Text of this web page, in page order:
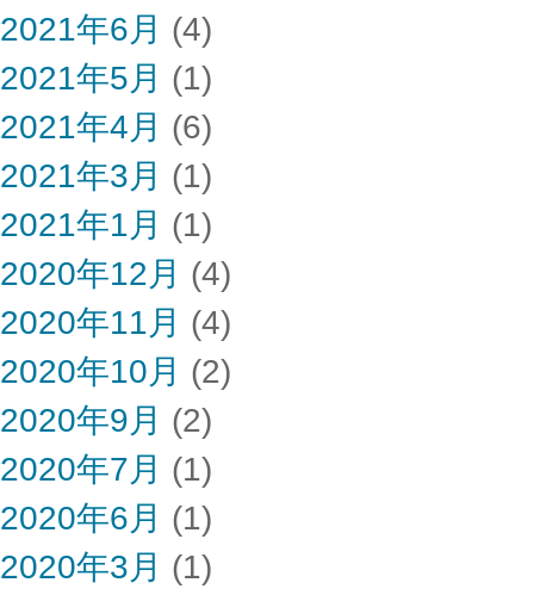
2021年6月 (4)
2021年5月 (1)
2021年4月 (6)
2021年3月 (1)
2021年1月 (1)
2020年12月 (4)
2020年11月 (4)
2020年10月 (2)
2020年9月 (2)
2020年7月 (1)
2020年6月 (1)
2020年3月 (1)